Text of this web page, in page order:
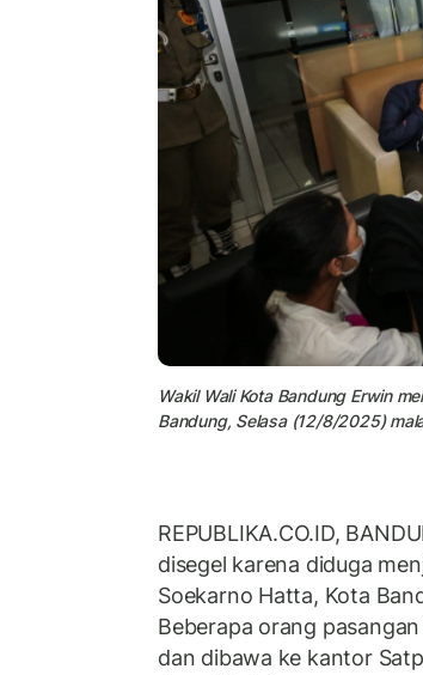
Wakil Wali Kota Bandung Erwin
Bandung, Selasa (12/8/2025)
REPUBLIKA.CO.ID,
disegel karena diduga
Soekarno Hatta, Kota
Beberapa orang
dan dibawa ke kantor